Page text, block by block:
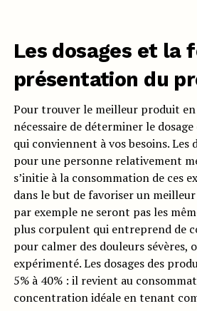
Les dosages et la
présentation du
Pour trouver le meilleur produit en
nécessaire de déterminer le
qui conviennent à vos besoins. Les
pour une personne relativement
s’initie à la consommation de ces
dans le but de favoriser un
par exemple ne seront pas les
plus corpulent qui entreprend de
pour calmer des douleurs
expérimenté. Les dosages des
5% à 40% : il revient au
concentration idéale en tenant